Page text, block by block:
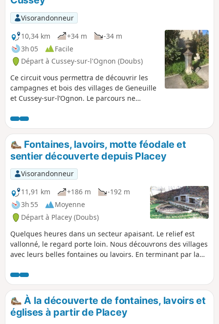
Visorandonneur
10,34 km
+34 m
-34 m
3h 05
Facile
Départ à Cussey-sur-l'Ognon (Doubs)
Ce circuit vous permettra de découvrir les
campagnes et bois des villages de Geneuille
et Cussey-sur-l’Ognon. Le parcours ne
sentiers ou routes forestières bien marqués.
Fontaines, lavoirs, motte féodale et
sentier découverte depuis Placey
Visorandonneur
11,91 km
+186 m
-192 m
3h 55
Moyenne
Départ à Placey (Doubs)
Quelques heures dans un secteur apaisant. Le relief est
vallonné, le regard porte loin. Nous découvrons des villages
avec leurs belles fontaines ou lavoirs. En terminant par la
À la découverte de fontaines, lavoirs et
églises à partir de Placey